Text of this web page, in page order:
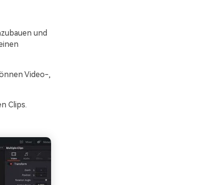
und
Video-,
Clips.